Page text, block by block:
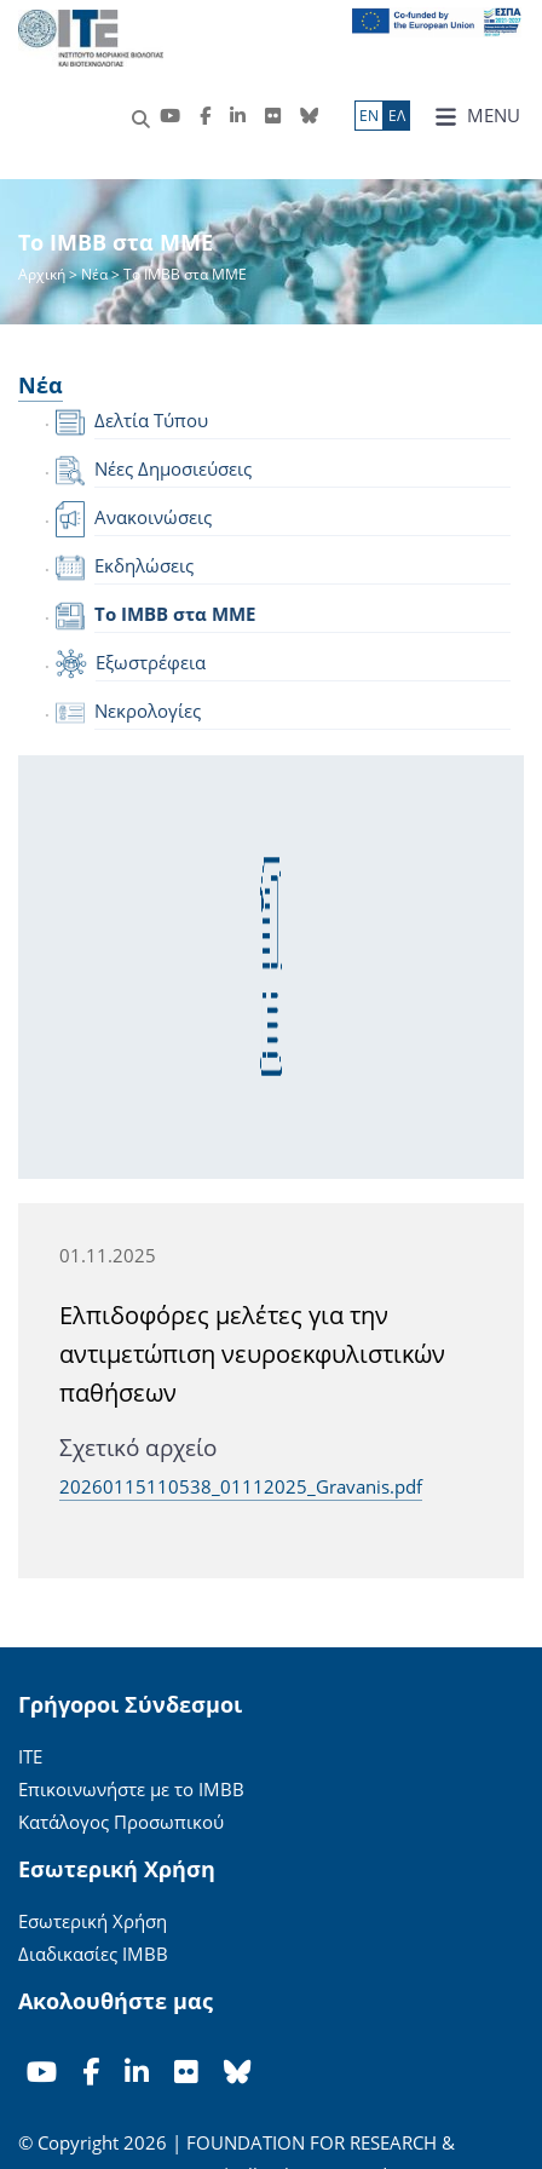
MENU
ΕN ΕΛ
Το IMBB στα ΜΜΕ
Αρχική>Νέα> Το IMBB στα ΜΜΕ
Νέα
Δελτία Τύπου
Νέες Δημοσιεύσεις
Ανακοινώσεις
Εκδηλώσεις
Το IMBB στα ΜΜΕ
Εξωστρέφεια
Νεκρολογίες
01.11.2025
Ελπιδοφόρες μελέτες για την
αντιμετώπιση νευροεκφυλιστικών
παθήσεων
Σχετικό αρχείο
20260115110538_01112025_Gravanis.pdf
Γρήγοροι Σύνδεσμοι
ΙΤΕ
Επικοινωνήστε με το ΙΜΒΒ
Κατάλογος Προσωπικού
Εσωτερική Χρήση
Εσωτερική Χρήση
Διαδικασίες ΙΜΒΒ
Ακολουθήστε μας
© Copyright 2026 | FOUNDATION FOR RESEARCH &